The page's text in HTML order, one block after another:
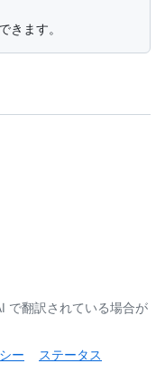
で翻訳されている場合が
ー
ステータス